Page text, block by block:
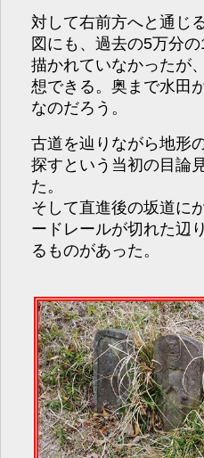
対して右前方へと通じ
図にも、過去の5万分
描かれていなかったが
想できる。奥まで水田
なのだろう。
古道を辿りながら地形
探すという当初の目論
た。
そして直進後の坂道に
ードレールが切れた辺
るものがあった。